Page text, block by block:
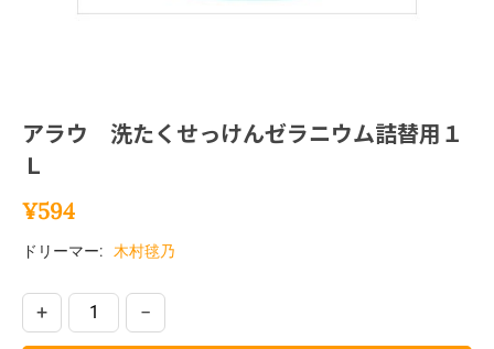
アラウ 洗たくせっけんゼラニウム詰替用１
Ｌ
¥594
ドリーマー: 木村毬乃
+ −